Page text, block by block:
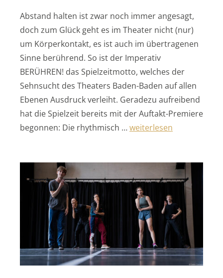
Abstand halten ist zwar noch immer angesagt,
doch zum Glück geht es im Theater nicht (nur)
um Körperkontakt, es ist auch im übertragenen
Sinne berührend. So ist der Imperativ
BERÜHREN! das Spielzeitmotto, welches der
Sehnsucht des Theaters Baden-Baden auf allen
Ebenen Ausdruck verleiht. Geradezu aufreibend
hat die Spielzeit bereits mit der Auftakt-Premiere
begonnen: Die rhythmisch …„Berühren!“
weiterlesen